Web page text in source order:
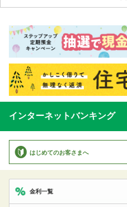
インターネットバンキング
はじめてのお客さまへ
金利一覧